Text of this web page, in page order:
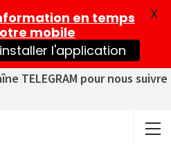
TELEGRAM pour nous suivre
en temps
mobile
l'application
X